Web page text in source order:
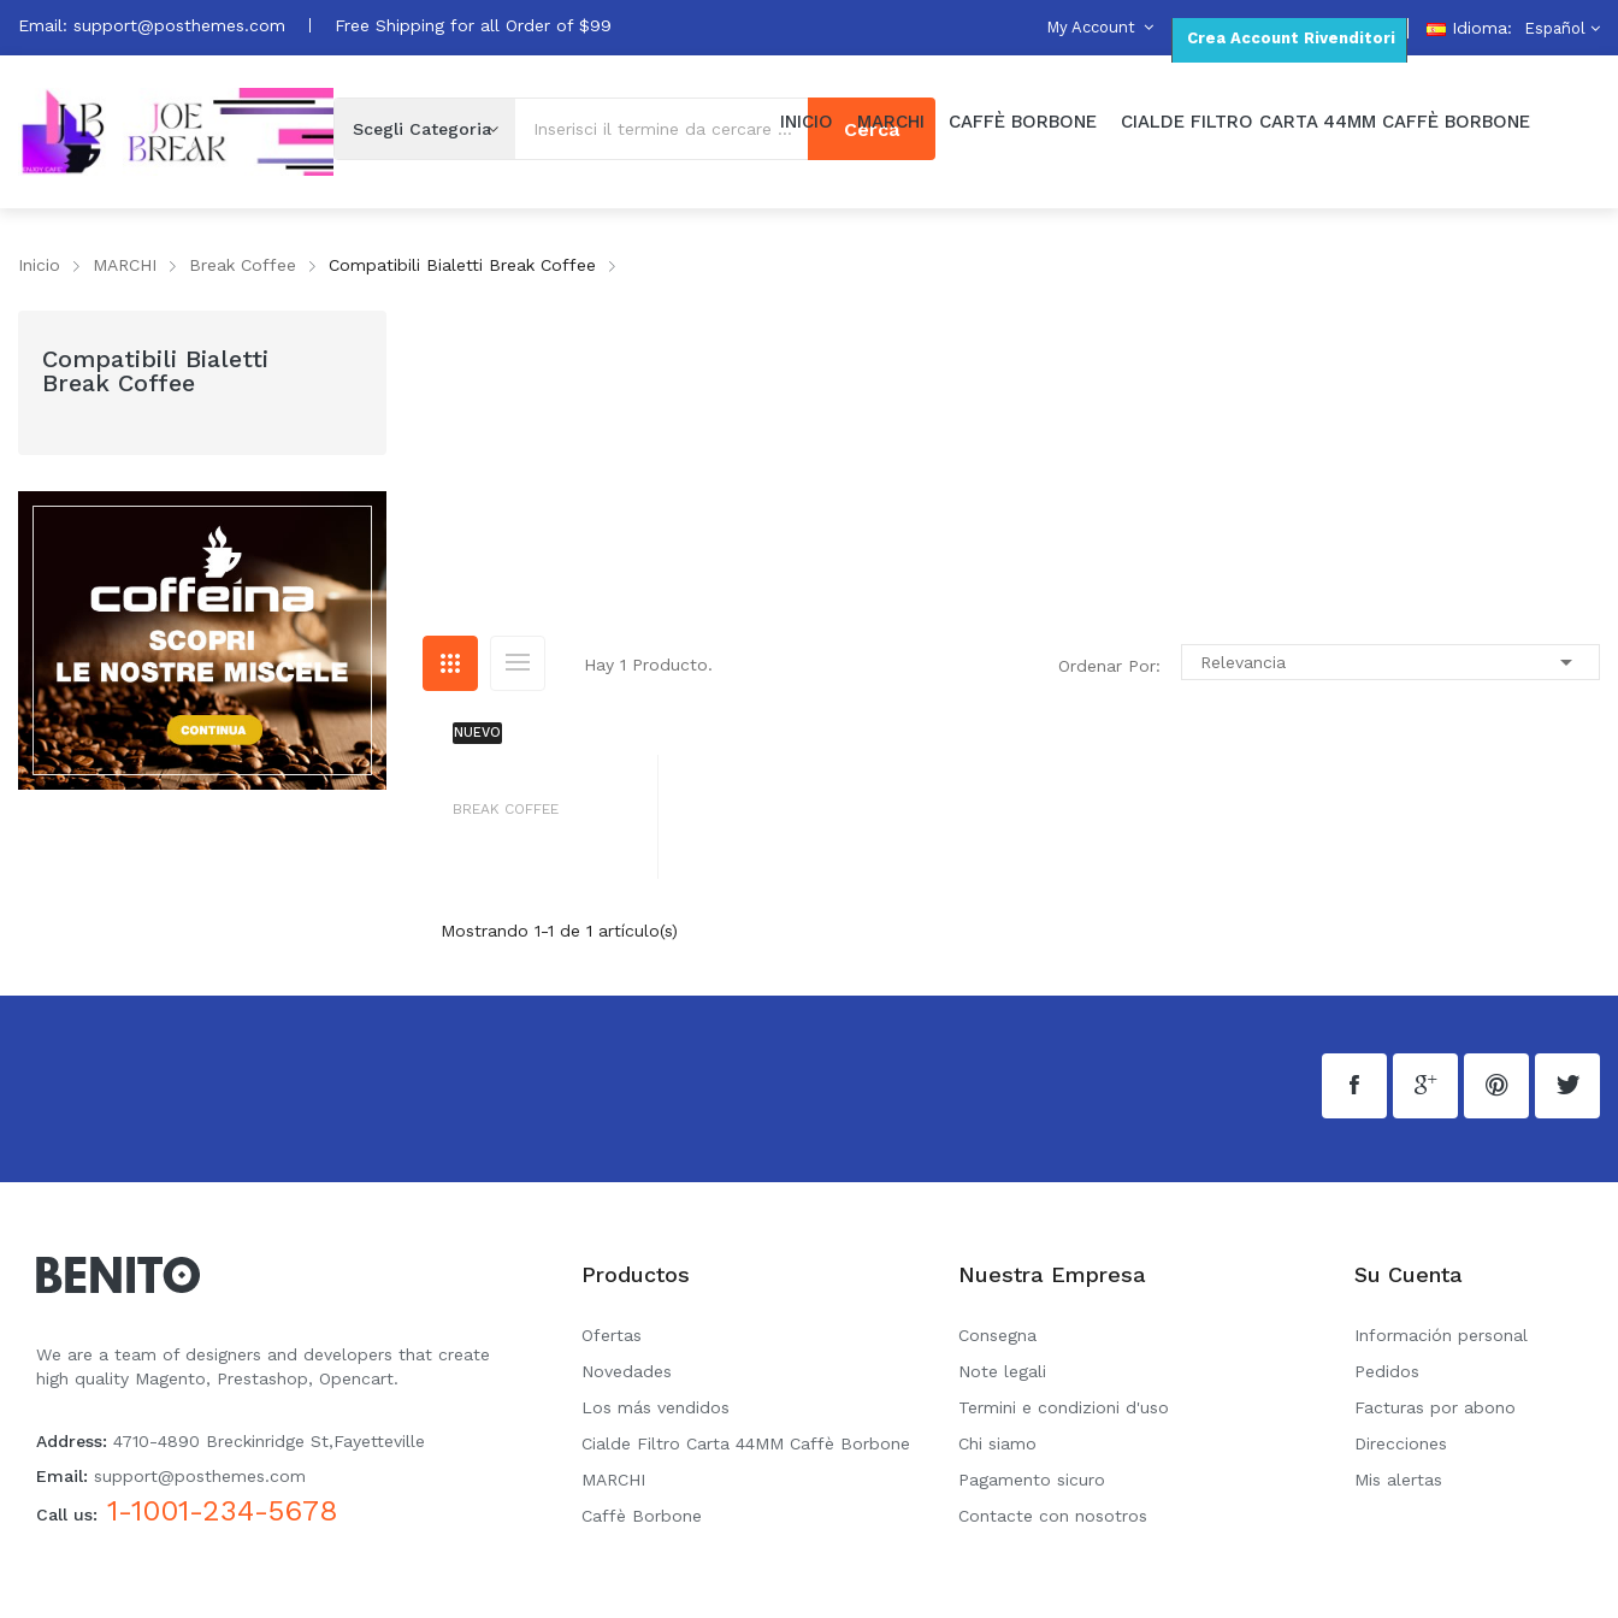
Idioma: Español
Email: support@posthemes.com Free Shipping for all Order of $99
Crea Account Rivenditori
My Account
Cerca
INICIO MARCHI CAFFÈ BORBONE CIALDE FILTRO CARTA 44MM CAFFÈ BORBONE
Inicio MARCHI Break Coffee Compatibili Bialetti Break Coffee
Compatibili Bialetti
Break Coffee
Hay 1 Producto. Ordenar Por: Relevancia 
NUEVO
BREAK COFFEE
Mostrando 1-1 de 1 artículo(s)
We are a team of designers and developers that create
high quality Magento, Prestashop, Opencart.
Address: 4710-4890 Breckinridge St,Fayetteville
Email: support@posthemes.com
Call us: 1-1001-234-5678
Productos
Ofertas
Novedades
Los más vendidos
Cialde Filtro Carta 44MM Caffè Borbone
MARCHI
Caffè Borbone
Nuestra Empresa
Consegna
Note legali
Termini e condizioni d'uso
Chi siamo
Pagamento sicuro
Contacte con nosotros
Su Cuenta
Información personal
Pedidos
Facturas por abono
Direcciones
Mis alertas